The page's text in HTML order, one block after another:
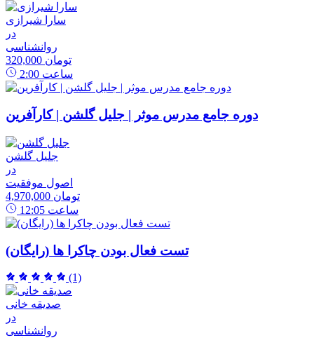
سارا شیرازی
در
روانشناسی
320,000 تومان
2:00 ساعت
دوره جامع مدرس موثر | جلیل گلشن | کارآفرین
جلیل گلشن
در
اصول موفقیت
4,970,000 تومان
12:05 ساعت
تست فعال بودن چاکرا ها (رایگان)
(1)
صدیقه خانی
در
روانشناسی